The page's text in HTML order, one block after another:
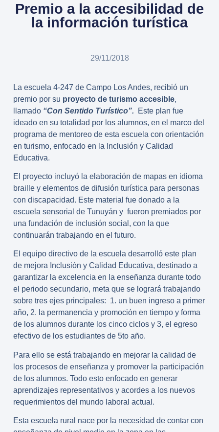
Premio a la accesibilidad de
la información turística
29/11/2018
La escuela 4-247 de Campo Los Andes, recibió un
premio por su proyecto de turismo accesible,
llamado “Con Sentido Turístico”. Este plan fue
ideado en su totalidad por los alumnos, en el marco del
programa de mentoreo de esta escuela con orientación
en turismo, enfocado en la Inclusión y Calidad
Educativa.
El proyecto incluyó la elaboración de mapas en idioma
braille y elementos de difusión turística para personas
con discapacidad. Este material fue donado a la
escuela sensorial de Tunuyán y fueron premiados por
una fundación de inclusión social, con la que
continuarán trabajando en el futuro.
El equipo directivo de la escuela desarrolló este plan
de mejora Inclusión y Calidad Educativa, destinado a
garantizar la excelencia en la enseñanza durante todo
el periodo secundario, meta que se logrará trabajando
sobre tres ejes principales: 1. un buen ingreso a primer
año, 2. la permanencia y promoción en tiempo y forma
de los alumnos durante los cinco ciclos y 3, el egreso
efectivo de los estudiantes de 5to año.
Para ello se está trabajando en mejorar la calidad de
los procesos de enseñanza y promover la participación
de los alumnos. Todo esto enfocado en generar
aprendizajes representativos y acordes a los nuevos
requerimientos del mundo laboral actual.
Esta escuela rural nace por la necesidad de contar con